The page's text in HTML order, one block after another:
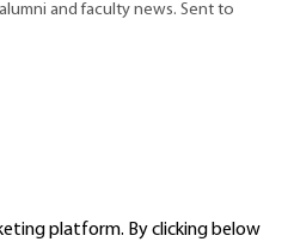
and faculty news. Sent to
platform. By clicking below